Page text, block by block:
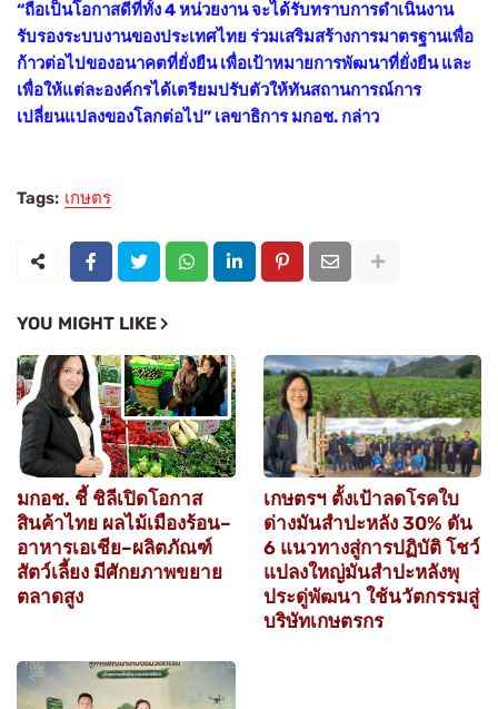
“ถือเป็นโอกาสดีที่ทั้ง 4 หน่วยงาน จะได้รับทราบการดำเนินงาน
รับรองระบบงานของประเทศไทย ร่วมเสริมสร้างการมาตรฐานเพื่อ
ก้าวต่อไปของอนาคตที่ยั่งยืน เพื่อเป้าหมายการพัฒนาที่ยั่งยืน และ
เพื่อให้แต่ละองค์กรได้เตรียมปรับตัวให้ทันสถานการณ์การ
เปลี่ยนแปลงของโลกต่อไป” เลขาธิการ มกอช. กล่าว
Tags: เกษตร
YOU MIGHT LIKE
มกอช. ชี้ ชิลีเปิดโอกาส
สินค้าไทย ผลไม้เมืองร้อน–
อาหารเอเชีย–ผลิตภัณฑ์
สัตว์เลี้ยง มีศักยภาพขยาย
ตลาดสูง
เกษตรฯ ตั้งเป้าลดโรคใบ
ด่างมันสำปะหลัง 30% ดัน
6 แนวทางสู่การปฏิบัติ โชว์
แปลงใหญ่มันสำปะหลังพุ
ประดู่พัฒนา ใช้นวัตกรรมสู่
บริษัทเกษตรกร